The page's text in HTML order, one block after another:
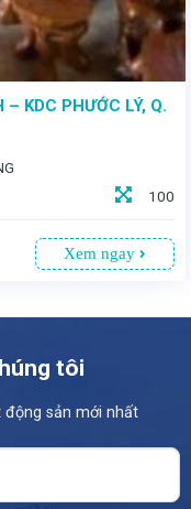
KDC PHƯỚC LÝ, Q.
100
Xem ngay
tôi
sản mới nhất